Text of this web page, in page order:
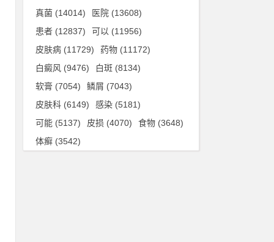
真菌 (14014) 医院 (13608)
患者 (12837) 可以 (11956)
皮肤病 (11729) 药物 (11172)
白癜风 (9476) 白斑 (8134)
软膏 (7054) 鳞屑 (7043)
皮肤科 (6149) 感染 (5181)
可能 (5137) 皮损 (4070) 食物 (3648)
体癣 (3542)